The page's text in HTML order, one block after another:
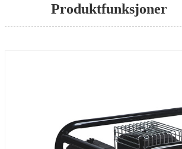
Produktfunksjoner